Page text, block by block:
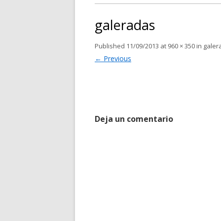
galeradas
Published 11/09/2013 at 960 × 350in
← Previous
Deja un comentario